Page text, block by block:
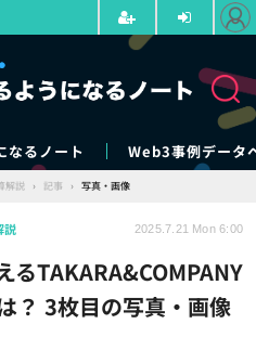
なるノート Web3事例データ
解説 › 記事 › 写真・画像
るTAKARA&COMPANY
？ 3枚目の写真・画像
説 2025.7.21 Mon 6:00